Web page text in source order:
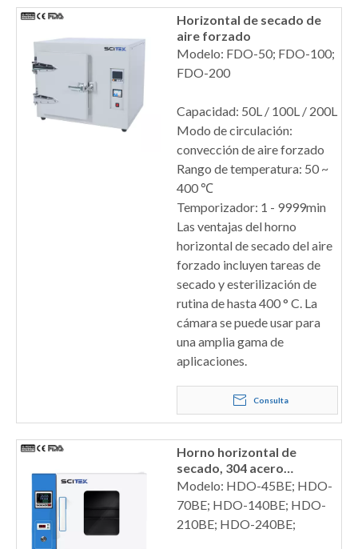
Horizontal de secado de
aire forzado
Modelo: FDO-50; FDO-100;
FDO-200
Capacidad: 50L / 100L / 200L
Modo de circulación:
convección de aire forzado
Rango de temperatura: 50 ~
400 ℃
Temporizador: 1 - 9999min
Las ventajas del horno
horizontal de secado del aire
forzado incluyen tareas de
secado y esterilización de
rutina de hasta 400 ° C. La
cámara se puede usar para
una amplia gama de
aplicaciones.
Consulta
Horno horizontal de
secado, 304 acero
inoxidable
Modelo: HDO-45BE; HDO-
70BE; HDO-140BE; HDO-
210BE; HDO-240BE;